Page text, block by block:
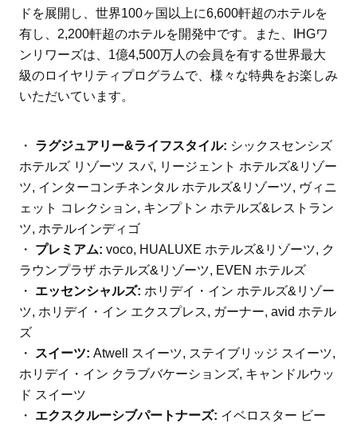
ドを展開し、世界100ヶ国以上に6,600軒超のホテルを
有し、2,200軒超のホテルを開発中です。また、IHGワ
ンリワーズは、1億4,500万人の会員を有する世界最大
級のロイヤリティプログラムで、様々な特典をお楽しみ
いただいています。
・ ラグジュアリー&ライフスタイル: シックスセンシズ
ホテルズ リゾーツ スパ, リージェント ホテルズ&リゾー
ツ, インターコンチネンタル ホテルズ&リゾーツ, ヴィニ
ェット コレクション, キンプトン ホテルズ&レストラン
ツ, ホテルインディゴ
・ プレミアム: voco, HUALUXE ホテルズ&リゾーツ, ク
ラウンプラザ ホテルズ&リゾーツ, EVEN ホテルズ
・ エッセンシャルズ: ホリデイ・イン ホテルズ&リゾー
ツ, ホリデイ・イン エクスプレス, ガーナー, avid ホテル
ズ
・
スイーツ: Atwell スイーツ, ステイブリッジ スイーツ,
ホリデイ・イン クラブバケーションズ, キャンドルウッ
ド スイーツ
・ エクスクルーシブパートナーズ: イベロスター ビー